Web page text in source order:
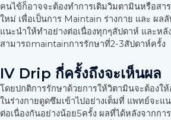
คนไข้ก็อาจจะต้องทำการเติมวิมตามินหรือสา
ใหม่ เพื่อเป็นการ Maintain ร่างกาย และ ผล
แนะนำให้ทำอย่างต่อเนื่องทุกๆสัปดาห์ และหลั
สามารถmaintainการรักษาที่2-3สัปดาห์ครั้ง
IV Drip กี่ครั้งถึงจะเห็นผล
โดยปกติการรักษาด้วยการให้วิตามินจะต้องให้
ในร่างกายดูดซึมเข้าไปอย่างเต็มที่ แพทย์จะแ
ต่อเนื่องกันอย่างน้อย5ครั้ง ผลที่ได้หลังจากกา